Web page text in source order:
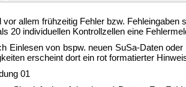
vor allem frühzeitig Fehler bzw.
20 individuellen Kontrollzellen eine
Einlesen von bspw. neuen SuSa-Daten
erscheint dort ein rot formatierter